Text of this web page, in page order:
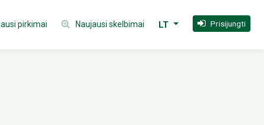
pirkimai Naujausi skelbimai LT Prisijungti